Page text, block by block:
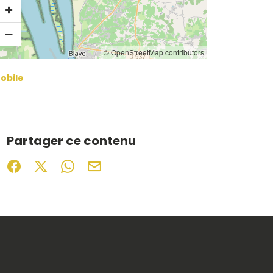
© OpenStreetMap contributors
Partager ce contenu
Partager sur Facebook (nouvelle fenêtre)
Partager sur X / Twitter (nouvelle fenêtre)
Partager sur WhatsApp
Partager par mail